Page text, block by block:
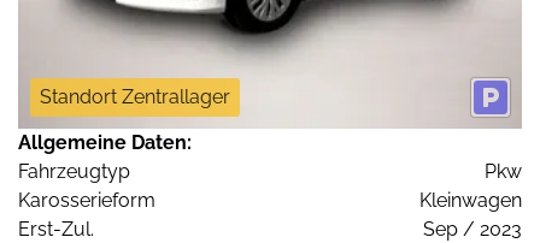
Standort Zentrallager
Allgemeine Daten:
Fahrzeugtyp
Pkw
Karosserieform
Kleinwagen
Erst-Zul.
Sep / 2023